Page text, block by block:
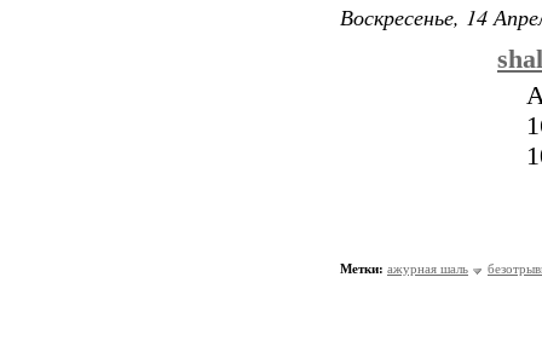
Воскресенье, 14
Метки: ажурная шаль